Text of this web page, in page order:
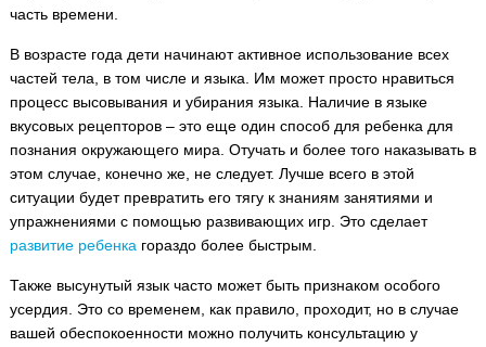
часть времени.
В возрасте года дети начинают активное использование всех
частей тела, в том числе и языка. Им может просто нравиться
процесс высовывания и убирания языка. Наличие в языке
вкусовых рецепторов – это еще один способ для ребенка для
познания окружающего мира. Отучать и более того наказывать в
этом случае, конечно же, не следует. Лучше всего в этой
ситуации будет превратить его тягу к знаниям занятиями и
упражнениями с помощью развивающих игр. Это сделает
развитие ребенка гораздо более быстрым.
Также высунутый язык часто может быть признаком особого
усердия. Это со временем, как правило, проходит, но в случае
вашей обеспокоенности можно получить консультацию у